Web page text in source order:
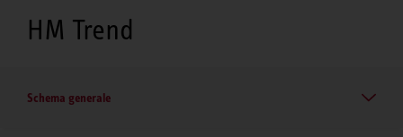
HM Trend
Schema generale